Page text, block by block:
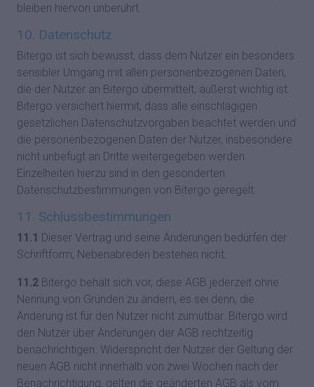
bleiben hiervon unberührt.
10. Datenschutz
Bitergo ist sich bewusst, dass dem Nutzer ein besonders
sensibler Umgang mit allen personenbezogenen Daten,
die der Nutzer an Bitergo übermittelt, äußerst wichtig ist.
Bitergo versichert hiermit, dass alle einschlägigen
gesetzlichen Datenschutzvorgaben beachtet werden und
die personenbezogenen Daten der Nutzer, insbesondere
nicht unbefugt an Dritte weitergegeben werden.
Einzelheiten hierzu sind in den gesonderten
Datenschutzbestimmungen von Bitergo geregelt.
11. Schlussbestimmungen
11.1 Dieser Vertrag und seine Änderungen bedürfen der
Schriftform, Nebenabreden bestehen nicht.
11.2 Bitergo behält sich vor, diese AGB jederzeit ohne
Nennung von Gründen zu ändern, es sei denn, die
Änderung ist für den Nutzer nicht zumutbar. Bitergo wird
den Nutzer über Änderungen der AGB rechtzeitig
benachrichtigen. Widerspricht der Nutzer der Geltung der
neuen AGB nicht innerhalb von zwei Wochen nach der
Benachrichtigung, gelten die geänderten AGB als vom